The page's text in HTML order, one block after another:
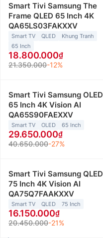
Smart Tivi Samsung The
Frame QLED 65 Inch 4K
QA65LS03FAKXXV
Smart TV QLED
Khung Tranh
65 Inch
18.800.000
21.350.000-12%
Smart Tivi Samsung OLED
65 Inch 4K Vision AI
QA65S90FAEXXV
Smart TV OLED 65 Inch
29.650.000
40.650.000-27%
Smart Tivi Samsung QLED
75 Inch 4K Vision AI
QA75Q7FAAKXXV
Smart TV QLED 75 Inch
16.150.000
20.450.000-21%